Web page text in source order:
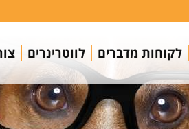
לקוחות מדברים לווטרינרים